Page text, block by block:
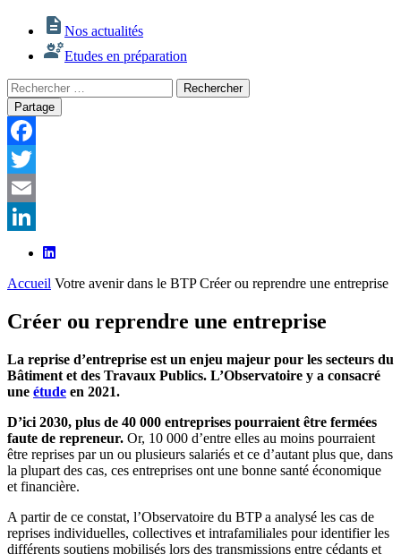
Nos actualités
Etudes en préparation
Rechercher
:
Rechercher
Partage
Facebook
Twitter
Email
LinkedIn
Accueil Votre avenir dans le BTP Créer ou reprendre une entreprise
Créer ou reprendre une entreprise
La reprise d’entreprise est un enjeu majeur pour les secteurs du
Bâtiment et des Travaux Publics. L’Observatoire y a consacré
une étude en 2021.
D’ici 2030, plus de 40 000 entreprises pourraient être fermées
faute de repreneur. Or, 10 000 d’entre elles au moins pourraient
être reprises par un ou plusieurs salariés et ce d’autant plus que, dans
la plupart des cas, ces entreprises ont une bonne santé économique
et financière.
A partir de ce constat, l’Observatoire du BTP a analysé les cas de
reprises individuelles, collectives et intrafamiliales pour identifier les
différents soutiens mobilisés lors des transmissions entre cédants et